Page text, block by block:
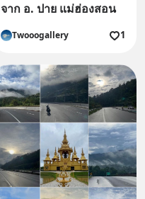
จาก อ. ปาย แม่ฮ่องสอน
Twooogallery 1